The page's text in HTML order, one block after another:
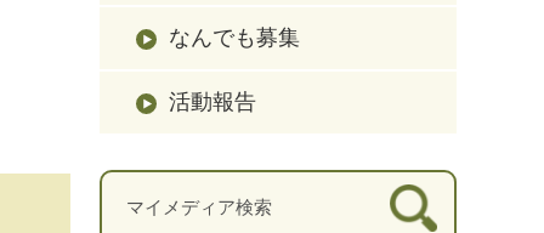
なんでも募集
活動報告